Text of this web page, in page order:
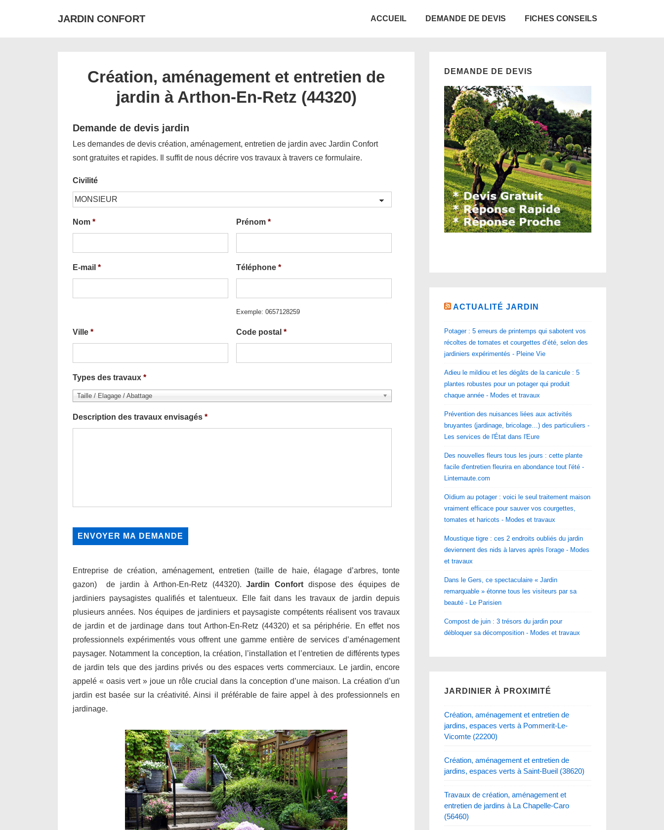
JARDIN CONFORT ACCUEIL DEMANDE DE DEVIS FICHES CONSEILS
Création, aménagement et entretien de
jardin à Arthon-En-Retz (44320)
Demande de devis jardin
Les demandes de devis création, aménagement, entretien de jardin avec Jardin Confort
sont gratuites et rapides. Il suffit de nous décrire vos travaux à travers ce formulaire.
Civilité
Nom * Prénom *
E-mail * Téléphone *
Exemple: 0657128259
Ville * Code postal *
Types des travaux *
Taille / Elagage / Abattage
Description des travaux envisagés *
Entreprise de création, aménagement, entretien (taille de haie, élagage d’arbres, tonte
gazon) de jardin à Arthon-En-Retz (44320).Jardin Confortdispose des équipes de
jardiniers paysagistes qualifiés et talentueux. Elle fait dans les travaux de jardin depuis
plusieurs années. Nos équipes de jardiniers et paysagiste compétents réalisent vos travaux
de jardin et de jardinage dans tout Arthon-En-Retz (44320) et sa périphérie. En effet nos
professionnels expérimentés vous offrent une gamme entière de services d’aménagement
paysager. Notamment la conception, la création, l’installation et l’entretien de différents types
de jardin tels que des jardins privés ou des espaces verts commerciaux. Le jardin, encore
appelé « oasis vert » joue un rôle crucial dans la conception d’une maison. La création d’un
jardin est basée sur la créativité. Ainsi il préférable de faire appel à des professionnels en
jardinage.
DEMANDE DE DEVIS
ACTUALITÉ JARDIN
Potager : 5 erreurs de printemps qui sabotent vos
récoltes de tomates et courgettes d’été, selon des
jardiniers expérimentés - Pleine Vie
Adieu le mildiou et les dégâts de la canicule : 5
plantes robustes pour un potager qui produit
chaque année - Modes et travaux
Prévention des nuisances liées aux activités
bruyantes (jardinage, bricolage…) des particuliers -
Les services de l'État dans l'Eure
Des nouvelles fleurs tous les jours : cette plante
facile d'entretien fleurira en abondance tout l'été -
Linternaute.com
Oïdium au potager : voici le seul traitement maison
vraiment efficace pour sauver vos courgettes,
tomates et haricots - Modes et travaux
Moustique tigre : ces 2 endroits oubliés du jardin
deviennent des nids à larves après l'orage - Modes
et travaux
Dans le Gers, ce spectaculaire « Jardin
remarquable » étonne tous les visiteurs par sa
beauté - Le Parisien
Compost de juin : 3 trésors du jardin pour
débloquer sa décomposition - Modes et travaux
JARDINIER À PROXIMITÉ
Création, aménagement et entretien de
jardins, espaces verts à Pommerit-Le-
Vicomte (22200)
Création, aménagement et entretien de
jardins, espaces verts à Saint-Bueil (38620)
Travaux de création, aménagement et
entretien de jardins à La Chapelle-Caro
(56460)